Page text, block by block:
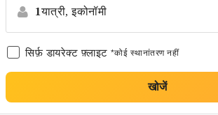
1यात्री, इकोनॉमी
सिर्फ़ डायरेक्ट फ़्लाइट *कोई स्थानांतरण नहीं
खोजें